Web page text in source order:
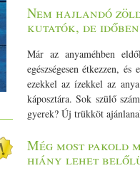
Nem hajlandó
kutatók, de
Már az anyaméhben
egészségesen étkezzen,
ezekkel az ízekkel az
káposztára. Sok szülő
gyerek? Új trükköt
Még most pakold
hiány lehet